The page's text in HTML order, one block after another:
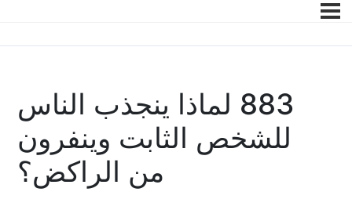
883 لماذا ينجذب الناس
للشخص الثابت وينفرون
من الراكض؟